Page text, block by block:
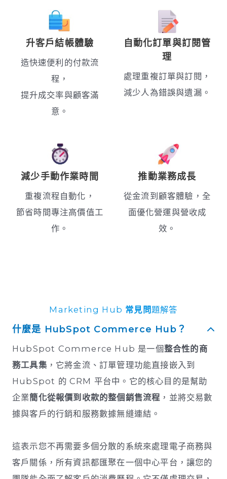
升客戶結帳體驗
造快速便利的付款流
程，
提升成交率與顧客滿
意。
自動化訂單與訂閱管
理
處理重複訂單與訂閱，
減少人為錯誤與遺漏。
減少手動作業時間
重複流程自動化，
節省時間專注高價值工
作。
推動業務成長
從金流到顧客體驗，全
面優化營運與營收成
效。
Marketing Hub 常見問題解答
什麼是 HubSpot Commerce Hub？
HubSpot Commerce Hub 是一個整合性的商
務工具集，它將金流、訂單管理功能直接嵌入到
HubSpot 的 CRM 平台中。它的核心目的是幫助
企業簡化從報價到收款的整個銷售流程 ，並將交易數
據與客戶的行銷和服務數據無縫連結。
這表示您不再需要多個分散的系統來處理電子商務與
客戶關係，所有資訊都匯聚在一個中心平台，讓您的